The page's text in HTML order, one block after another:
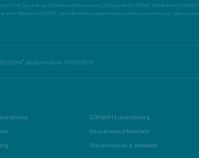
et Courtier en Opérations d'Assurances (COA) auprès de l'ORIAS. Adhérente de
de Résolution (ACPR). Les informations présentes sur ce site ne constituent pas un
·N° d'autorisation 10180105/0
SOPARFI Luxembourg
Gouvernance familiale
Transmission & donation